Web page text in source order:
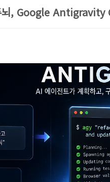
, Google Antigravity